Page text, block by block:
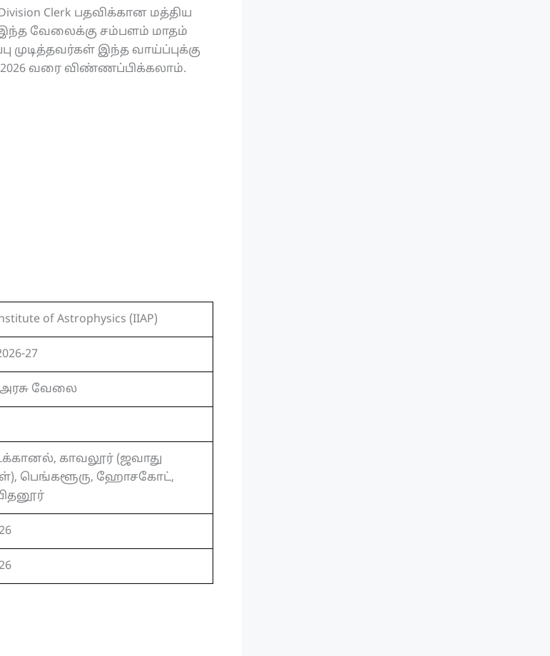
Division Clerk பதவிக்கான மத்திய
இந்த வேலைக்கு சம்பளம் மாதம்
முடித்தவர்கள் இந்த வாய்ப்புக்கு
வரை விண்ணப்பிக்கலாம்.
of Astrophysics (IIAP)
27
வேலை
காவலூர் (ஜவாது
பெங்களூரு, ஹோசகோட்,